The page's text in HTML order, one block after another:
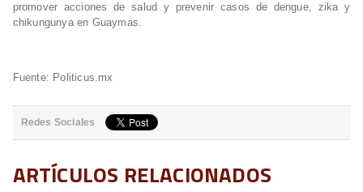
promover acciones de salud y prevenir casos de dengue, zika y
chikungunya en Guaymas.
Fuente: Politicus.mx
Redes Sociales
ARTÍCULOS RELACIONADOS